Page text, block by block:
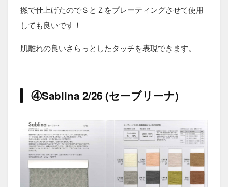
撚で仕上げたのでＳとＺをプレーティングさせて使用
しても良いです！
肌離れの良いさらっとしたタッチを表現できます。
④Sablina 2/26 (セーブリーナ)